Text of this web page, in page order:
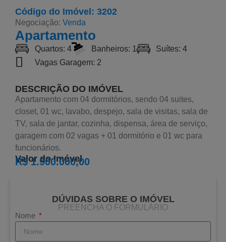
Código do Imóvel: 3202
Negociação: Venda
Apartamento
Quartos: 4 Banheiros: 1
Suítes: 4
Vagas Garagem: 2
DESCRIÇÃO DO IMÓVEL
Apartamento com 04 dormitórios, sendo 04 suites,
closet, 01 wc, lavabo, despejo, sala de visitas, sala de
TV, sala de jantar, cozinha, dispensa, área de serviço,
garagem com 02 vagas + 01 dormitório e 01 wc para
funcionários.
Valor do Imóvel
R$ 1.900.000,00
DÚVIDAS SOBRE O IMÓVEL
PREENCHA O FORMULÁRIO
Nome